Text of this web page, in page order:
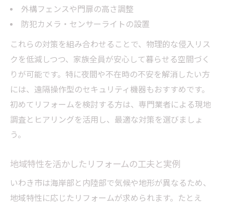
外構フェンスや門扉の高さ調整
防犯カメラ・センサーライトの設置
これらの対策を組み合わせることで、物理的な侵入リス
クを低減しつつ、家族全員が安心して暮らせる空間づく
りが可能です。特に夜間や不在時の不安を解消したい方
には、遠隔操作型のセキュリティ機器もおすすめです。
初めてリフォームを検討する方は、専門業者による現地
調査とヒアリングを活用し、最適な対策を選びましょ
う。
地域特性を活かしたリフォームの工夫と実例
いわき市は海岸部と内陸部で気候や地形が異なるため、
地域特性に応じたリフォームが求められます。たとえ